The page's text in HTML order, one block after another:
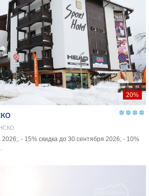
20%
2026;. - 15% скидка до 30 сентября 2026; - 10%